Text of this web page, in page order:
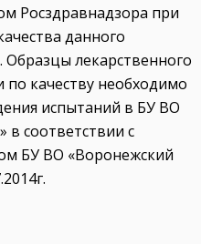
Росздравнадзора при
данного
Образцы лекарственного
качеству необходимо
испытаний в БУ ВО
соответствии с
БУ ВО «Воронежский